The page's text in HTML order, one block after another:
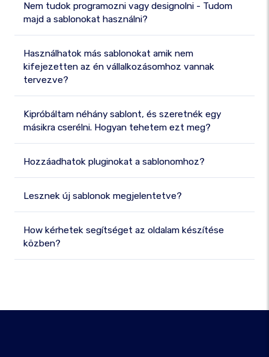
Nem tudok programozni vagy designolni - Tudom
majd a sablonokat használni?
Használhatok más sablonokat amik nem
kifejezetten az én vállalkozásomhoz vannak
tervezve?
Kipróbáltam néhány sablont, és szeretnék egy
másikra cserélni. Hogyan tehetem ezt meg?
Hozzáadhatok pluginokat a sablonomhoz?
Lesznek új sablonok megjelentetve?
How kérhetek segítséget az oldalam készítése
közben?